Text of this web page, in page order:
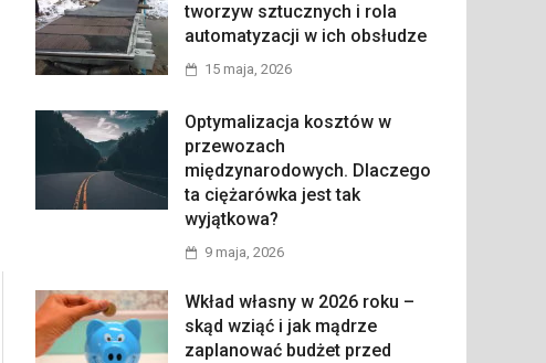
tworzyw sztucznych i rola
automatyzacji w ich obsłudze
15 maja, 2026
Optymalizacja kosztów w
przewozach
międzynarodowych. Dlaczego
ta ciężarówka jest tak
wyjątkowa?
9 maja, 2026
Wkład własny w 2026 roku –
skąd wziąć i jak mądrze
zaplanować budżet przed